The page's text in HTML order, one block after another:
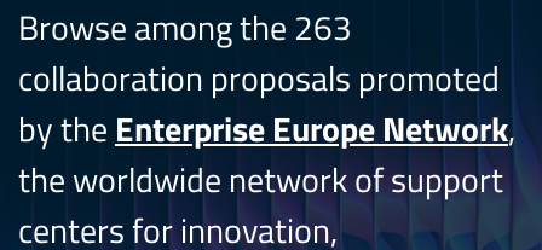
Browse among the 263
collaboration proposals promoted
by the Enterprise Europe Network,
the worldwide network of support
centers for innovation,